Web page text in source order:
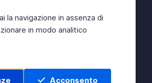
la navigazione in assenza di
in modo analitico
Acconsento